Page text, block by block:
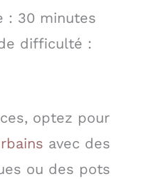
: 30 minutes
difficulté :
optez pour
avec des
ou des pots